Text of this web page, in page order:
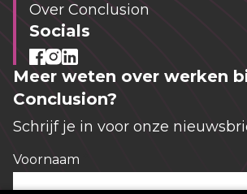
Over Conclusion
Socials
Meer weten over werken
Conclusion?
Schrijf je in voor onze
Voornaam